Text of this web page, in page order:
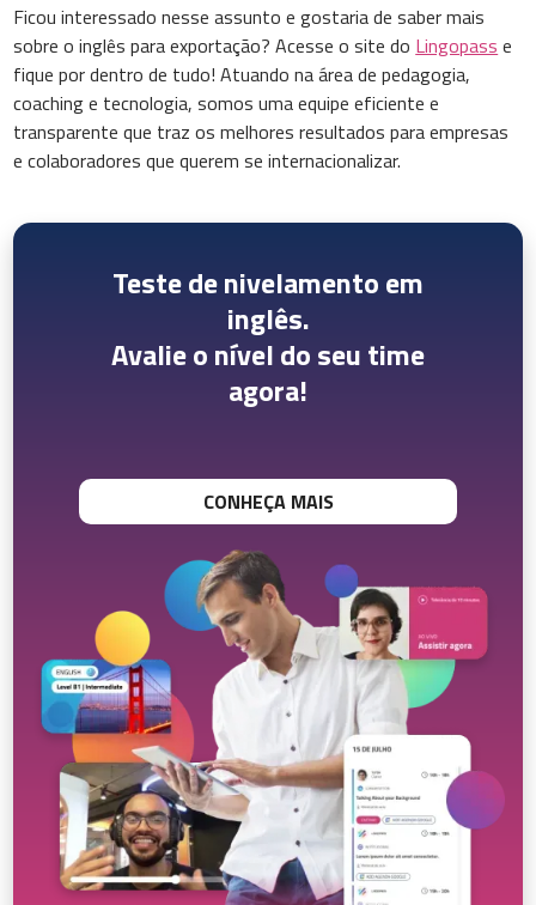
Ficou interessado nesse assunto e gostaria de saber mais
sobre o inglês para exportação? Acesse o site do Lingopass e
fique por dentro de tudo! Atuando na área de pedagogia,
coaching e tecnologia, somos uma equipe eficiente e
transparente que traz os melhores resultados para empresas
e colaboradores que querem se internacionalizar.
Teste de nivelamento em
inglês.
Avalie o nível do seu time
agora!
CONHEÇA MAIS